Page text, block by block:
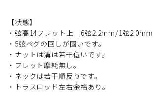
【状態】
・弦高14フレット上 6弦2.2mm/1弦2.0mm
・5弦ペグの回しが固いです。
・ナットは溝は若干低いです。
・フレット摩耗無し。
・ネックは若干順反りです。
・トラスロッド左右余裕あり。